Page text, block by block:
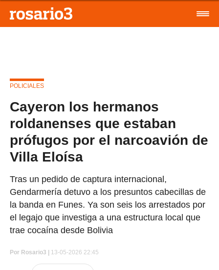
POLICIALES
Cayeron los hermanos
roldanenses que estaban
prófugos por el narcoavión de
Villa Eloísa
Tras un pedido de captura internacional,
Gendarmería detuvo a los presuntos cabecillas de
la banda en Funes. Ya son seis los arrestados por
el legajo que investiga a una estructura local que
trae cocaína desde Bolivia
Por Rosario3 | 13-05-2026 22:45